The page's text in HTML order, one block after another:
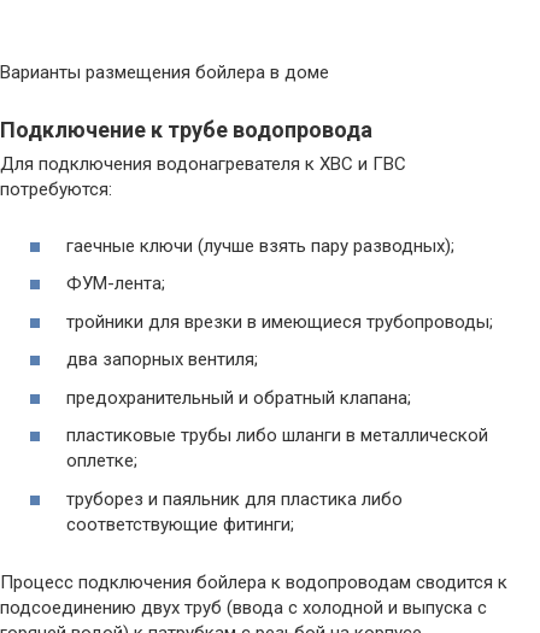
Варианты размещения бойлера в доме
Подключение к трубе водопровода
Для подключения водонагревателя к ХВС и ГВС
потребуются:
гаечные ключи (лучше взять пару разводных);
ФУМ-лента;
тройники для врезки в имеющиеся трубопроводы;
два запорных вентиля;
предохранительный и обратный клапана;
пластиковые трубы либо шланги в металлической
оплетке;
труборез и паяльник для пластика либо
соответствующие фитинги;
Процесс подключения бойлера к водопроводам сводится к
подсоединению двух труб (ввода с холодной и выпуска с